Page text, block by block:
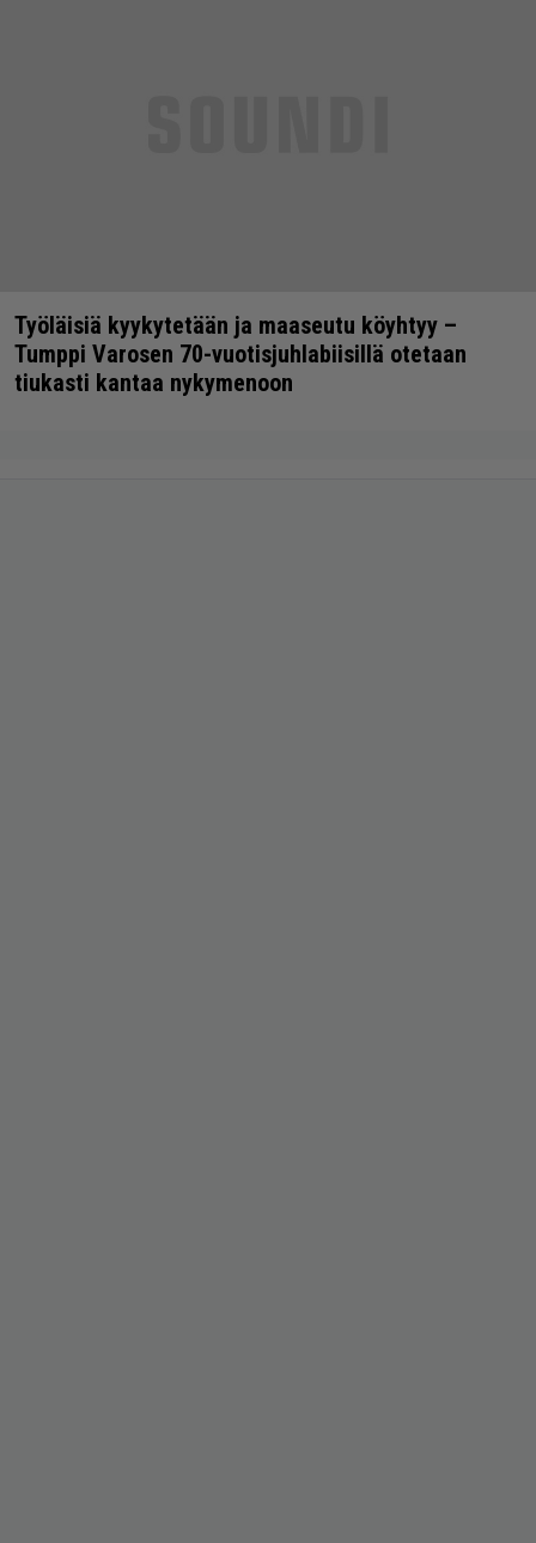
Työläisiä kyykytetään ja maaseutu köyhtyy –
Tumppi Varosen 70-vuotisjuhlabiisillä otetaan
tiukasti kantaa nykymenoon